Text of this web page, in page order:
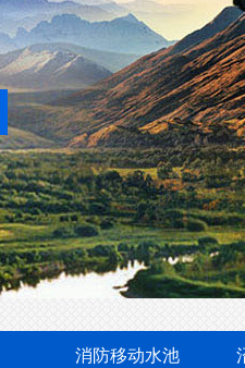
消防移动水池
消防移动水池